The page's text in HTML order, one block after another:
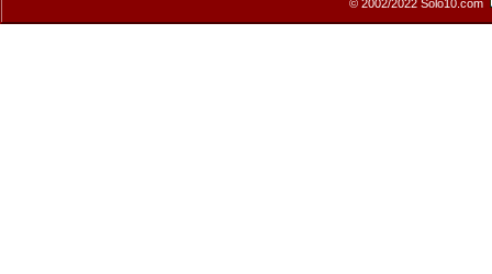
© 2002/2022 Solo10.com